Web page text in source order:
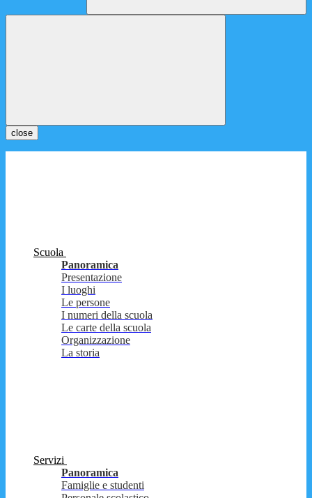
close
Scuola
Panoramica
Presentazione
I luoghi
Le persone
I numeri della scuola
Le carte della scuola
Organizzazione
La storia
Servizi
Panoramica
Famiglie e studenti